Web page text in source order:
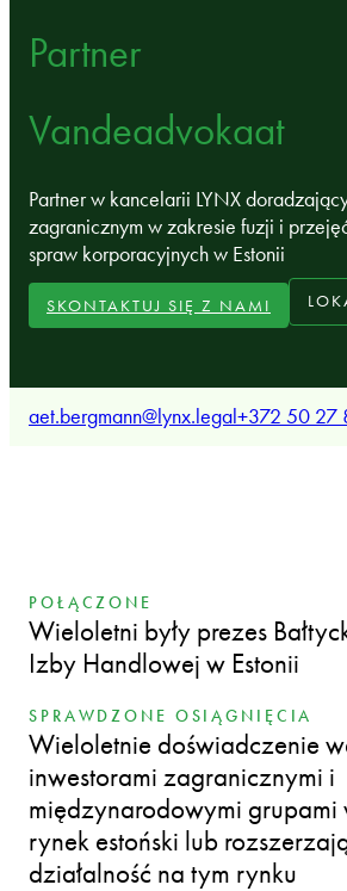
Partner
Vandeadvokaat
Partner w kancelarii LYNX
zagranicznym w zakresie fuzji i
spraw korporacyjnych w Estonii
SKONTAKTUJ SIĘ Z NAMI
aet.bergmann@lynx.legal+372 50 27
POŁĄCZONE
Wieloletni były prezes
Izby Handlowej w Estonii
SPRAWDZONE OSIĄGNIĘCIA
Wieloletnie doświadczenie
inwestorami zagranicznymi i
międzynarodowymi grupami
rynek estoński lub
działalność na tym rynku